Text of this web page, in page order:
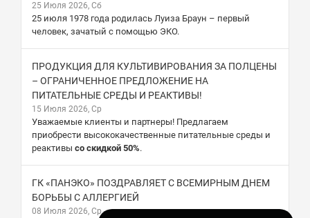
25 Июля 2026, Сб
25 июля 1978 года родилась Луиза Браун – первый
человек, зачатый с помощью ЭКО.
ПРОДУКЦИЯ ДЛЯ КУЛЬТИВИРОВАНИЯ ЗА ПОЛЦЕНЫ
– ОГРАНИЧЕННОЕ ПРЕДЛОЖЕНИЕ НА
ПИТАТЕЛЬНЫЕ СРЕДЫ И РЕАКТИВЫ!
15 Июля 2026, Ср
Уважаемые клиенты и партнеры! Предлагаем
приобрести высококачественные питательные среды и
реактивы со скидкой 50%.
ГК «ПАНЭКО» ПОЗДРАВЛЯЕТ С ВСЕМИРНЫМ ДНЕМ
БОРЬБЫ С АЛЛЕРГИЕЙ
08 Июля 2026, Ср